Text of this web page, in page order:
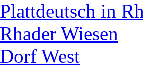
Plattdeutsch in
Rhader Wiesen
Dorf West